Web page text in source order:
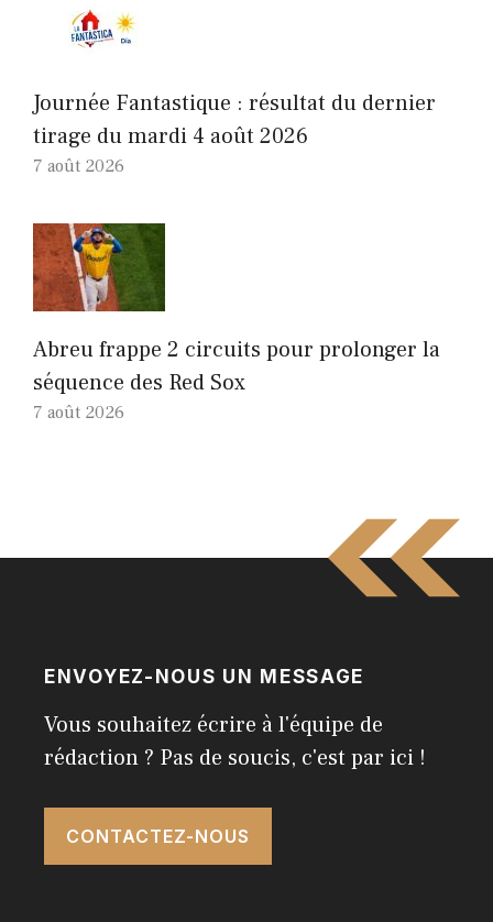
Journée Fantastique : résultat du dernier
tirage du mardi 4 août 2026
7 août 2026
Abreu frappe 2 circuits pour prolonger la
séquence des Red Sox
7 août 2026
ENVOYEZ-NOUS UN MESSAGE
Vous souhaitez écrire à l'équipe de
rédaction ? Pas de soucis, c'est par ici !
CONTACTEZ-NOUS